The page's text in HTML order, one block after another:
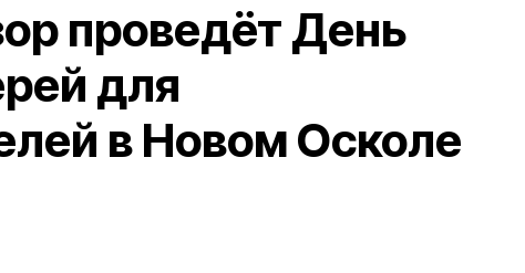
проведёт День
для
в Новом Осколе